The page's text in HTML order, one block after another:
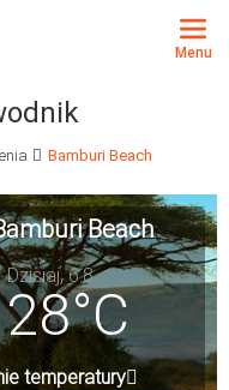
71 771 76 55
się
Menu
Bamburi Beach
Beach
Dzisiaj, 6.8
28°C
temperatury